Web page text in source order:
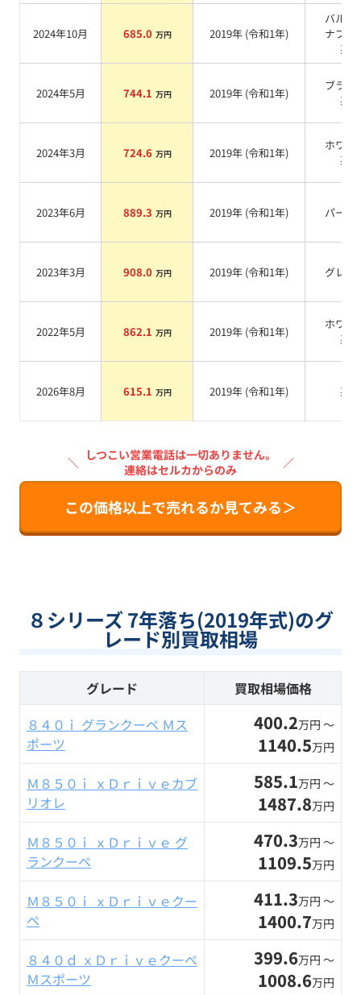
2024年10月 685.0 万円 2019年 (令和1年)
バルセ
ナブル
系
2024年5月 744.1 万円 2019年 (令和1年)
ブラッ
系
2024年3月 724.6 万円 2019年 (令和1年)
ホワイ
系
2023年6月 889.3 万円 2019年 (令和1年) パール
2023年3月 908.0 万円 2019年 (令和1年) グレー
2022年5月 862.1 万円 2019年 (令和1年)
ホワイ
系
2026年8月 615.1 万円 2019年 (令和1年) 系
＼ しつこい営業電話は一切ありません。
連絡はセルカからのみ
／
この価格以上で売れるか見てみる＞
８シリーズ 7年落ち(2019年式)のグ
レード別買取相場
グレード
買取相場価格
８４０ｉ グランクーペ Ｍス
ポーツ
400.2万円 〜
1140.5万円
Ｍ８５０ｉ ｘＤｒｉｖｅカブ
リオレ
585.1万円 〜
1487.8万円
Ｍ８５０ｉ ｘＤｒｉｖｅ グ
ランクーペ
470.3万円 〜
1109.5万円
Ｍ８５０ｉ ｘＤｒｉｖｅクー
ペ
411.3万円 〜
1400.7万円
８４０ｄ ｘＤｒｉｖｅクーペ
Ｍスポーツ
399.6万円 〜
1008.6万円